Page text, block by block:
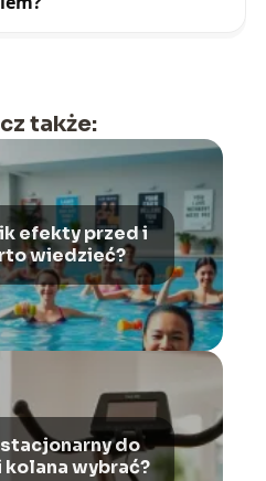
także:
efekty przed i
wiedzieć?
do
wybrać?